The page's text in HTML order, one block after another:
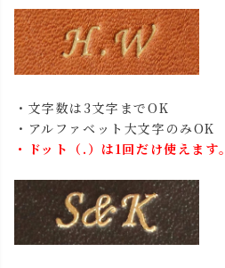
・文字数は3文字までOK
・アルファベット大文字のみOK
・ドット（.）は1回だけ使えます。